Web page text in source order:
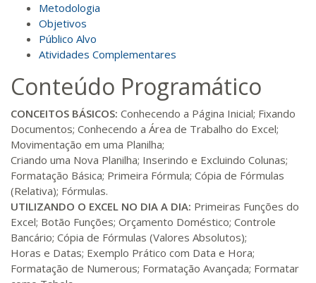
160 H 20dias
180 H 23dias 90dias
R$ 892,23
200 H 25dias 90dias
R$ 991,36
Matricular
220 H 28 dias 90dias
Matricular
240 H 30dias 90dias
R$ 1.189,66
Matricular
Metodologia
Objetivos
Público Alvo
Atividades Complementares
Conteúdo Programático
CONCEITOS BÁSICOS: Conhecendo a Página Inicial; Fixando
Documentos; Conhecendo a Área de Trabalho do Excel;
Movimentação em uma Planilha;
Criando uma Nova Planilha; Inserindo e Excluindo Colunas;
Formatação Básica; Primeira Fórmula; Cópia de Fórmulas
(Relativa); Fórmulas.
UTILIZANDO O EXCEL NO DIA A DIA: Primeiras Funções do
Excel; Botão Funções; Orçamento Doméstico; Controle
Bancário; Cópia de Fórmulas (Valores Absolutos);
Horas e Datas; Exemplo Prático com Data e Hora;
Formatação de Numerous; Formatação Avançada; Formatar